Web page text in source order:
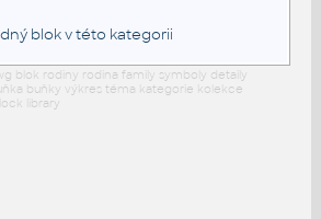
blok v této kategorii
blok rodiny rodina family symboly detaily
buňky výkres téma kategorie kolekce
library